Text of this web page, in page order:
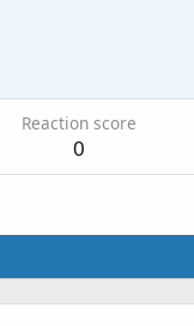
Reaction score
0